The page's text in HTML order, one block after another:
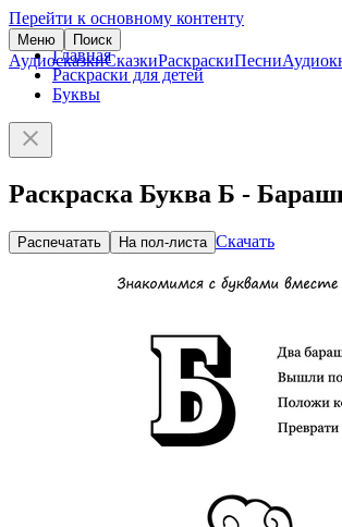
Перейти к основному контенту
Меню Поиск
АудиосказкиСказкиРаскраскиПесни
Главная
Раскраски для детей
Буквы
Раскраска Буква Б -
Распечатать На пол-листа Скачать